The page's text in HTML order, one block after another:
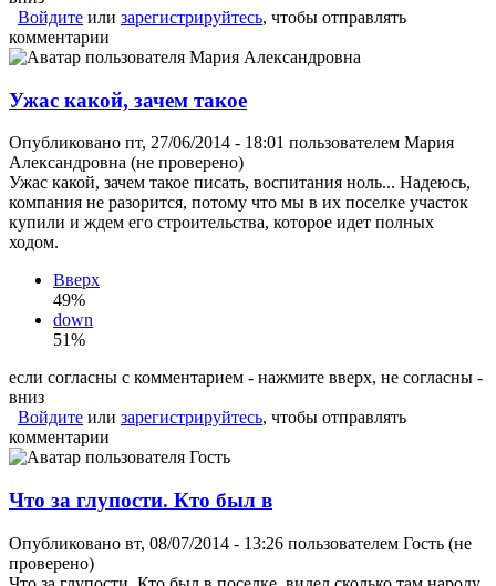
Войдите или зарегистрируйтесь, чтобы отправлять
комментарии
Ужас какой, зачем такое
Опубликовано пт, 27/06/2014 - 18:01 пользователем Мария
Александровна (не проверено)
Ужас какой, зачем такое писать, воспитания ноль... Надеюсь,
компания не разорится, потому что мы в их поселке участок
купили и ждем его строительства, которое идет полных
ходом.
Вверх
49%
down
51%
если согласны с комментарием - нажмите вверх, не согласны -
вниз
Войдите или зарегистрируйтесь, чтобы отправлять
комментарии
Что за глупости. Кто был в
Опубликовано вт, 08/07/2014 - 13:26 пользователем Гость (не
проверено)